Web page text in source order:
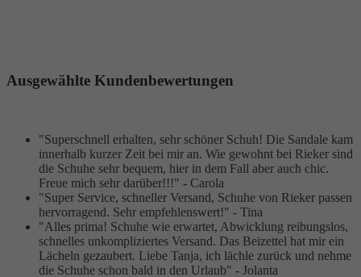
Ausgewählte Kundenbewertungen
"Superschnell erhalten, sehr schöner Schuh! Die Sandale kam
innerhalb kurzer Zeit bei mir an. Wie gewohnt bei Rieker sind
die Schuhe sehr bequem, hier in dem Fall aber auch chic.
Freue mich sehr darüber!!!" - Carola
"Super Service, schneller Versand, Schuhe von Rieker passen
hervorragend. Sehr empfehlenswert!" - Tina
"Alles prima! Schuhe wie erwartet, Abwicklung reibungslos,
schnelles unkompliziertes Versand. Das Beizettel hat mir ein
Lächeln gezaubert. Liebe Tanja, ich lächle zurück und nehme
die Schuhe schon bald in den Urlaub" - Jolanta